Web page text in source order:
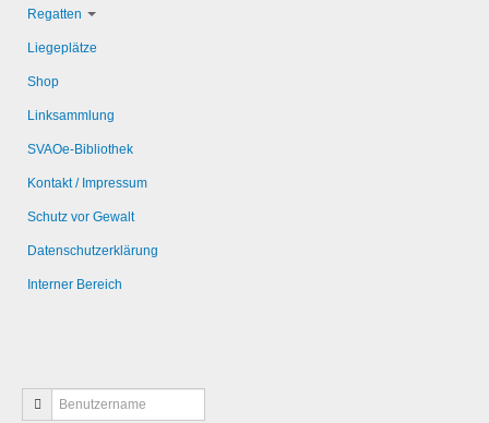
Regatten
Liegeplätze
Shop
Linksammlung
SVAOe-Bibliothek
Kontakt / Impressum
Schutz vor Gewalt
Datenschutzerklärung
Interner Bereich